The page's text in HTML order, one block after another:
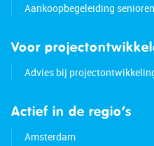
Aankoopbegeleiding senioren
Voor
Advies bij
Actief in de regio’s
Amsterdam